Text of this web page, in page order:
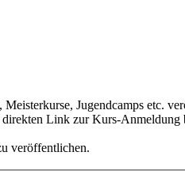
Jugendcamps etc.
Link zur Kurs-
veröffentlichen.